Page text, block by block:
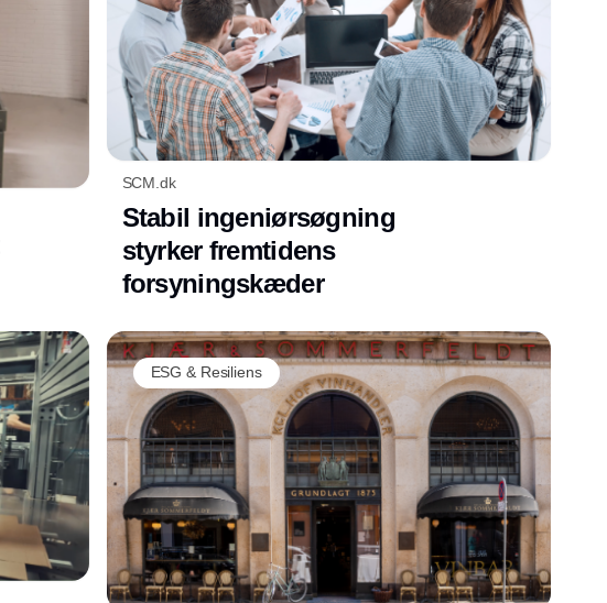
SCM.dk
Stabil ingeniørsøgning
styrker fremtidens
forsyningskæder
ESG & Resiliens